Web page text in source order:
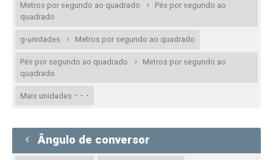
Metros por segundo ao quadrado
Pés por segundo ao
quadrado
g-unidades Metros por segundo ao quadrado
Pés por segundo ao quadrado
Metros por segundo ao
quadrado
Mais unidades · · ·
Ângulo de conversor